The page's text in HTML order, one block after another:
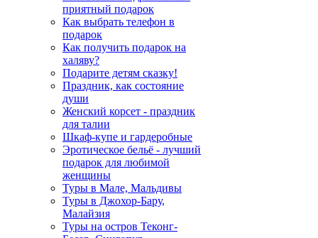
приятный подарок
Как выбрать телефон в
подарок
Как получить подарок на
халяву?
Подарите детям сказку!
Праздник, как состояние
души
Женский корсет - праздник
для талии
Шкаф-купе и гардеробные
Эротическое бельё - лучший
подарок для любимой
женщины
Туры в Мале, Мальдивы
Туры в Джохор-Бару,
Малайзия
Туры на остров Теконг-